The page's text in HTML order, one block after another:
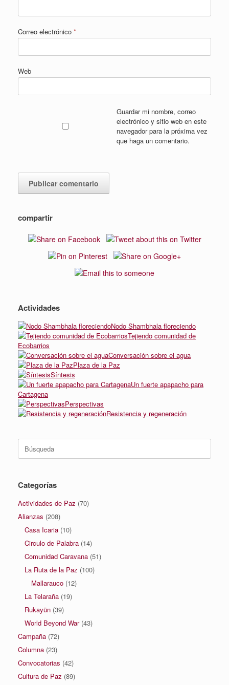
Correo electrónico *
Web
Guardar mi nombre, correo
electrónico y sitio web en este
navegador para la próxima vez
que haga un comentario.
compartir
Actividades
Nodo Shambhala floreciendo
Tejiendo comunidad de
Ecobarrios
Conversación sobre el agua
Plaza de la Paz
Síntesis
Un fuerte apapacho para
Cartagena
Perspectivas
Resistencia y regeneración
Categorías
Actividades de Paz (70)
Alianzas (208)
Casa Icaria (10)
Circulo de Palabra (14)
Comunidad Caravana (51)
La Ruta de la Paz (100)
Mallarauco (12)
La Telaraña (19)
Rukayün (39)
World Beyond War(43)
Campaña (72)
Columna (23)
Convocatorias (42)
Cultura de Paz (89)